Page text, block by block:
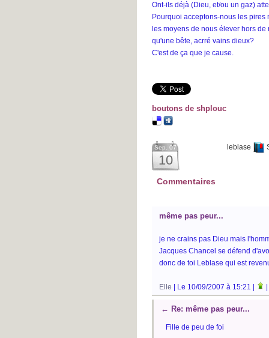
Ont-ils déjà (Dieu, et/ou un gaz)
Pourquoi acceptons-nous les
les moyens de nous élever hors
qu'une bête, acrré vains dieux?
C'est de ça que je cause.
boutons de shplouc
Sep. 07
10
leblase
Commentaires
même pas peur...
je ne crains pas Dieu mais
Jacques Chancel se défend
donc de toi Leblase qui est
Elle | Le 10/09/2007 à 15:21 | |
← Re: même pas peur...
Fille de peu de foi